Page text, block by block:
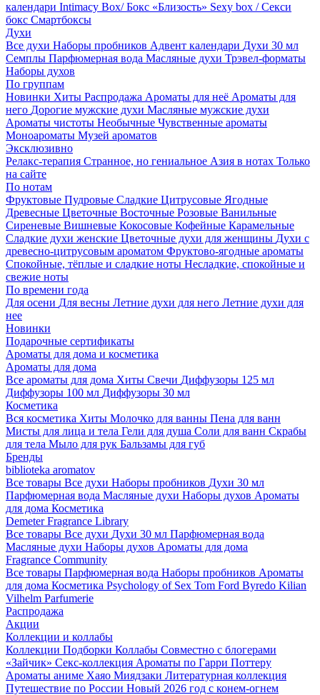
календари Intimacy Box/ Бокс «Близость» Sexy box / Секси
бокс Смартбоксы
Духи
Все духи Наборы пробников Адвент календари Духи 30 мл
Семплы Парфюмерная вода Масляные духи Трэвел-форматы
Наборы духов
По группам
Новинки Хиты Распродажа Ароматы для неё Ароматы для
него Дорогие мужские духи Масляные мужские духи
Ароматы чистоты Необычные Чувственные ароматы
Моноароматы Музей ароматов
Эксклюзивно
Релакс-терапия Странное, но гениальное Азия в нотах Только
на сайте
По нотам
Фруктовые Пудровые Сладкие Цитрусовые Ягодные
Древесные Цветочные Восточные Розовые Ванильные
Сиреневые Вишневые Кокосовые Кофейные Карамельные
Сладкие духи женские Цветочные духи для женщины Духи с
древесно-цитрусовым ароматом Фруктово-ягодные ароматы
Спокойные, тёплые и сладкие ноты Несладкие, спокойные и
свежие ноты
По времени года
Для осени Для весны Летние духи для него Летние духи для
нее
Новинки
Подарочные сертификаты
Ароматы для дома и косметика
Ароматы для дома
Все ароматы для дома Хиты Свечи Диффузоры 125 мл
Диффузоры 100 мл Диффузоры 30 мл
Косметика
Вся косметика Хиты Молочко для ванны Пена для ванн
Мисты для лица и тела Гели для душа Соли для ванн Скрабы
для тела Мыло для рук Бальзамы для губ
Бренды
biblioteka aromatov
Все товары Все духи Наборы пробников Духи 30 мл
Парфюмерная вода Масляные духи Наборы духов Ароматы
для дома Косметика
Demeter Fragrance Library
Все товары Все духи Духи 30 мл Парфюмерная вода
Масляные духи Наборы духов Ароматы для дома
Fragrance Community
Все товары Парфюмерная вода Наборы пробников Ароматы
для дома Косметика Psychology of Sex Tom Ford Byredo Kilian
Vilhelm Parfumerie
Распродажа
Акции
Коллекции и коллабы
Коллекции Подборки Коллабы Совместно с блогерами
«Зайчик» Секс-коллекция Ароматы по Гарри Поттеру
Ароматы аниме Хаяо Миядзаки Литературная коллекция
Путешествие по России Новый 2026 год с конем-огнем